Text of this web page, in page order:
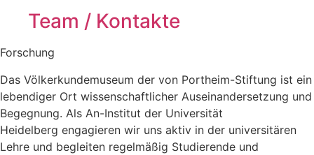
Team / Kontakte
Forschung
Das Völkerkundemuseum der von Portheim-Stiftung ist ein
lebendiger Ort wissenschaftlicher Auseinandersetzung und
Begegnung. Als An-Institut der Universität
Heidelberg engagieren wir uns aktiv in der universitären
Lehre und begleiten regelmäßig Studierende und